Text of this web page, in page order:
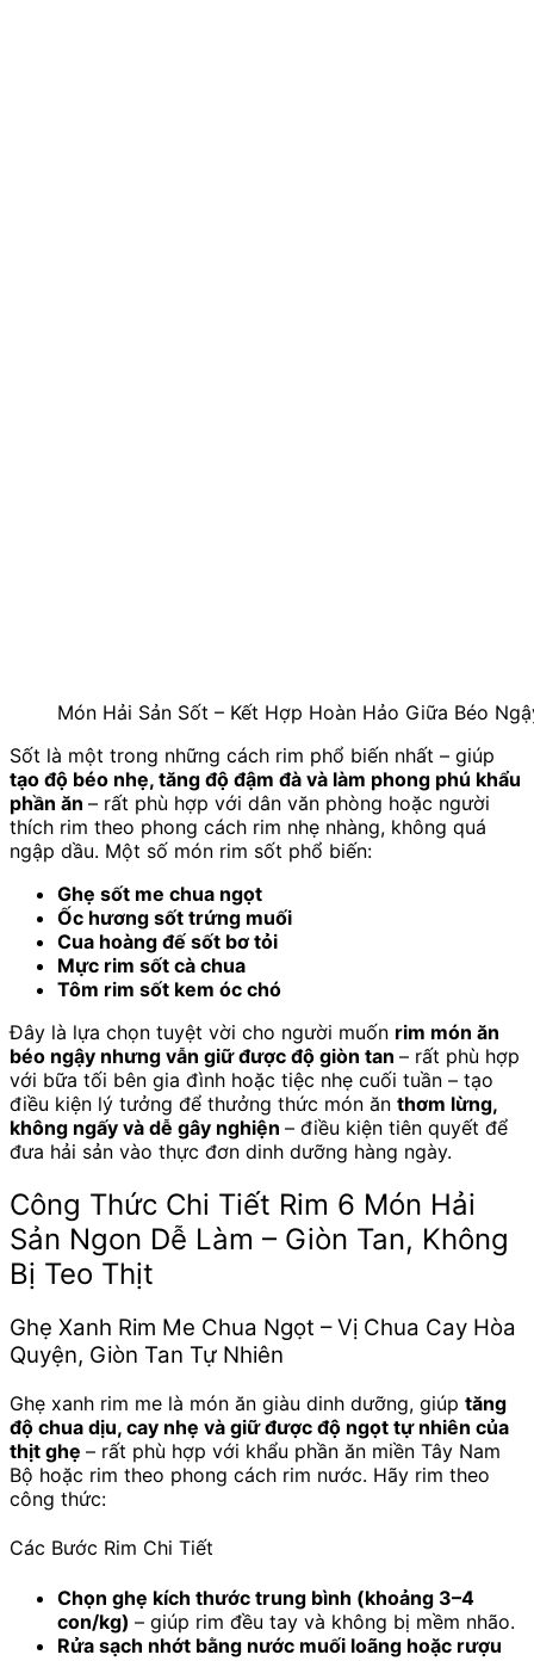
Món Hải Sản Sốt – Kết Hợp Hoàn Hảo Giữa Béo
Sốt là một trong những cách rim phổ biến nhất – giúp
tạo độ béo nhẹ, tăng độ đậm đà và làm phong phú khẩu
phần ăn – rất phù hợp với dân văn phòng hoặc người
thích rim theo phong cách rim nhẹ nhàng, không quá
ngập dầu. Một số món rim sốt phổ biến:
Ghẹ sốt me chua ngọt
Ốc hương sốt trứng muối
Cua hoàng đế sốt bơ tỏi
Mực rim sốt cà chua
Tôm rim sốt kem óc chó
Đây là lựa chọn tuyệt vời cho người muốn rim món ăn
béo ngậy nhưng vẫn giữ được độ giòn tan – rất phù hợp
với bữa tối bên gia đình hoặc tiệc nhẹ cuối tuần – tạo
điều kiện lý tưởng để thưởng thức món ăn thơm lừng,
không ngấy và dễ gây nghiện – điều kiện tiên quyết để
đưa hải sản vào thực đơn dinh dưỡng hàng ngày.
Công Thức Chi Tiết Rim 6 Món Hải
Sản Ngon Dễ Làm – Giòn Tan, Không
Bị Teo Thịt
Ghẹ Xanh Rim Me Chua Ngọt – Vị Chua Cay Hòa
Quyện, Giòn Tan Tự Nhiên
Ghẹ xanh rim me là món ăn giàu dinh dưỡng, giúp tăng
độ chua dịu, cay nhẹ và giữ được độ ngọt tự nhiên của
thịt ghẹ – rất phù hợp với khẩu phần ăn miền Tây Nam
Bộ hoặc rim theo phong cách rim nước. Hãy rim theo
công thức:
Các Bước Rim Chi Tiết
Chọn ghẹ kích thước trung bình (khoảng 3–4
con/kg) – giúp rim đều tay và không bị mềm nhão.
Rửa sạch nhớt bằng nước muối loãng hoặc rượu